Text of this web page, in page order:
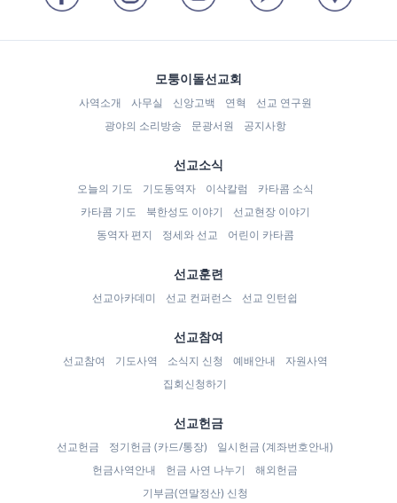
모퉁이돌선교회
사역소개 사무실 신앙고백 연혁
선교 연구원
광야의 소리방송
문광서원 공지사항
선교소식
오늘의 기도 기도동역자 이삭칼럼
카타콤 소식
카타콤 기도
북한성도 이야기
선교현장 이야기
동역자 편지
정세와 선교 어린이 카타콤
선교훈련
선교아카데미 선교 컨퍼런스 선교 인턴쉽
선교참여
선교참여 기도사역 소식지 신청 예배안내
자원사역
집회신청하기
선교헌금
선교헌금 정기헌금 (카드/통장)
일시헌금 (계좌번호안내)
헌금사역안내
헌금 사연 나누기
해외헌금
기부금(연말정산) 신청